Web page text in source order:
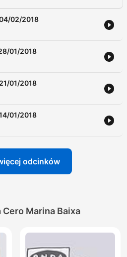
02/2018
01/2018
01/2018
01/2018
odcinków
Marina Baixa